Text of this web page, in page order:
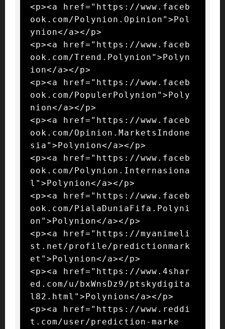
<p><a href="https://www.faceb
ook.com/Polynion.Opinion">Pol
ynion</a></p>
<p><a href="https://www.faceb
ook.com/Trend.Polynion">Polyn
ion</a></p>
<p><a href="https://www.faceb
ook.com/PopulerPolynion">Poly
nion</a></p>
<p><a href="https://www.faceb
ook.com/Opinion.MarketsIndone
sia">Polynion</a></p>
<p><a href="https://www.faceb
ook.com/Polynion.Internasiona
l">Polynion</a></p>
<p><a href="https://www.faceb
ook.com/PialaDuniaFifa.Polyni
on">Polynion</a></p>
<p><a href="https://myanimeli
st.net/profile/predictionmark
et">Polynion</a></p>
<p><a href="https://www.4shar
ed.com/u/bxWnsDz9/ptskydigita
l82.html">Polynion</a></p>
<p><a href="https://www.reddi
t.com/user/prediction-marke